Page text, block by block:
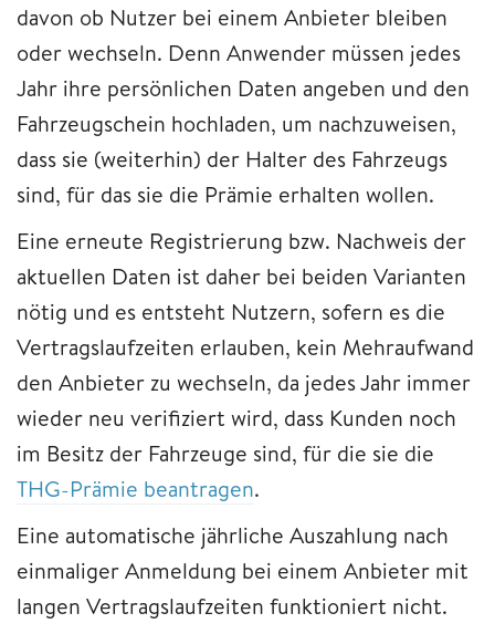
davon ob Nutzer bei einem Anbieter bleiben
oder wechseln. Denn Anwender müssen jedes
Jahr ihre persönlichen Daten angeben und den
Fahrzeugschein hochladen, um nachzuweisen,
dass sie (weiterhin) der Halter des Fahrzeugs
sind, für das sie die Prämie erhalten wollen.
Eine erneute Registrierung bzw. Nachweis der
aktuellen Daten ist daher bei beiden Varianten
nötig und es entsteht Nutzern, sofern es die
Vertragslaufzeiten erlauben, kein Mehraufwand
den Anbieter zu wechseln, da jedes Jahr immer
wieder neu verifiziert wird, dass Kunden noch
im Besitz der Fahrzeuge sind, für die sie die
THG-Prämie beantragen.
Eine automatische jährliche Auszahlung nach
einmaliger Anmeldung bei einem Anbieter mit
langen Vertragslaufzeiten funktioniert nicht.